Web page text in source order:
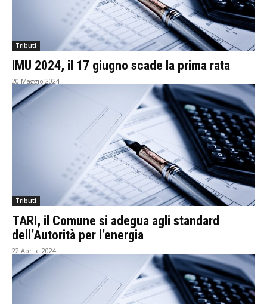
Tributi
IMU 2024, il 17 giugno scade la prima rata
20 Maggio 2024
Tributi
TARI, il Comune si adegua agli standard
dell’Autorità per l’energia
22 Aprile 2024